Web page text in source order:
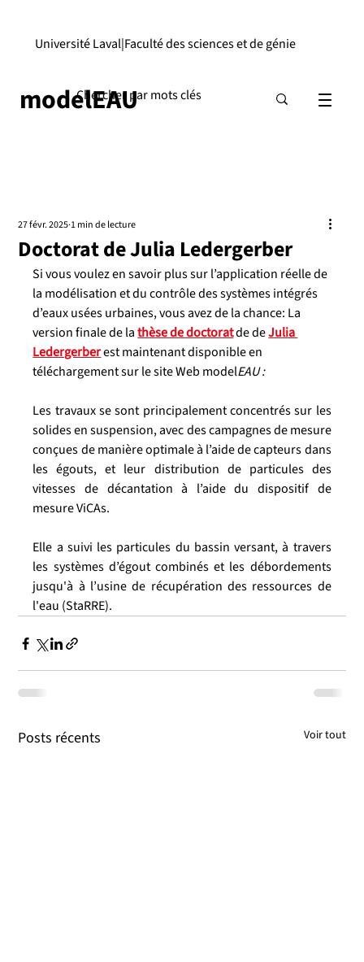
|
Université Laval Faculté des sciences et de génie
modelEAU
Doctorat de Julia Ledergerber
27 févr. 2025 1 min de lecture
Si vous voulez en savoir plus sur l’application réelle de
la modélisation et du contrôle des systèmes intégrés
d’eaux usées urbaines, vous avez de la chance: La
version finale de la thèse de doctorat de de Julia
Ledergerber est maintenant disponible en
téléchargement sur le site Web modelEAU :
Les travaux se sont principalement concentrés sur les
solides en suspension, avec des campagnes de mesure
conçues de manière optimale à l’aide de capteurs dans
les égouts, et leur distribution de particules des
vitesses de décantation à l’aide du dispositif de
mesure ViCAs.
Elle a suivi les particules du bassin versant, à travers
les systèmes d’égout combinés et les débordements
jusqu'à à l’usine de récupération des ressources de
l'eau (StaRRE).
Posts récents Voir tout